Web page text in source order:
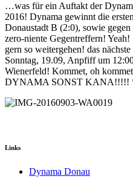
…was für ein Auftakt der
2016! Dynama gewinnt die
Donaustadt B (2:0), sowie
zero-niente Gegentreffern!
gern so weitergehen! das
Sonntag, 19.09, Anpfiff um
Wienerfeld! Kommet, oh
DYNAMA SONST KANA!!!!!
Links
Dynama Donau